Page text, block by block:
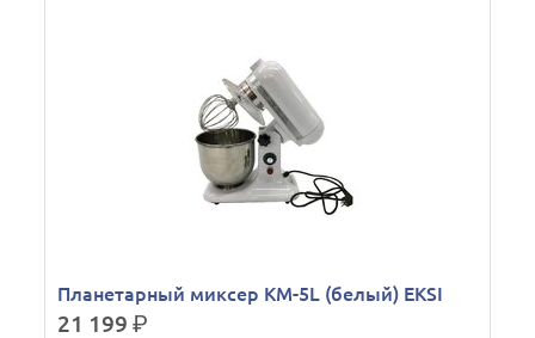
Планетарный миксер KM-5L (белый) EKSI
21 199р.